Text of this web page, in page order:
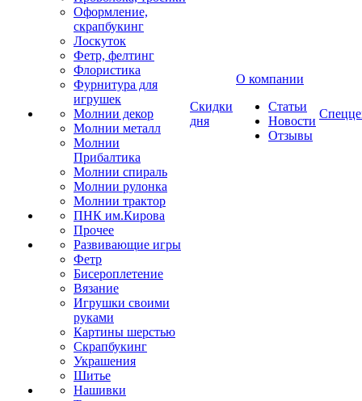
Оформление,
скрапбукинг
Лоскуток
Фетр, фелтинг
Флористика
Фурнитура для
игрушек
Молнии декор
Молнии металл
Молнии
Прибалтика
Молнии спираль
Молнии рулонка
Молнии трактор
ПНК им.Кирова
Прочее
Развивающие игры
Фетр
Бисероплетение
Вязание
Игрушки своими
руками
Картины шерстью
Скрапбукинг
Украшения
Шитье
Нашивки
Скидки
дня
О компании
Статьи
Новости
Отзывы